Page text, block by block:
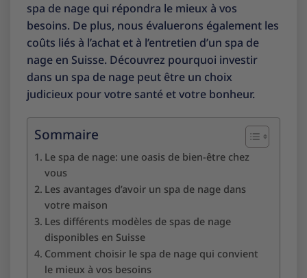
spa de nage qui répondra le mieux à vos
besoins. De plus, nous évaluerons également les
coûts liés à l’achat et à l’entretien d’un spa de
nage en Suisse. Découvrez pourquoi investir
dans un spa de nage peut être un choix
judicieux pour votre santé et votre bonheur.
Sommaire
Le spa de nage: une oasis de bien-être chez
vous
Les avantages d’avoir un spa de nage dans
votre maison
Les différents modèles de spas de nage
disponibles en Suisse
Comment choisir le spa de nage qui convient
le mieux à vos besoins